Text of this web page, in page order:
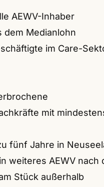
AEWV-Inhaber
dem Medianlohn
im Care-
mit
fünf Jahre in
weiteres AEWV nach
Stück außerhalb